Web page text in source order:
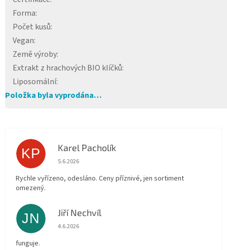
Forma:
Počet kusů:
Vegan:
Země výroby:
Extrakt z hrachových BIO klíčků:
Liposomální:
Položka byla vyprodána…
KP Karel Pacholík
Hodnocení obchodu je 4 z 5 hvězdiček.
5.6.2026
Rychle vyřízeno, odesláno. Ceny příznivé, jen sortiment
omezený.
JN Jiří Nechvíl
Hodnocení obchodu je 5 z 5 hvězdiček.
4.6.2026
funguje.